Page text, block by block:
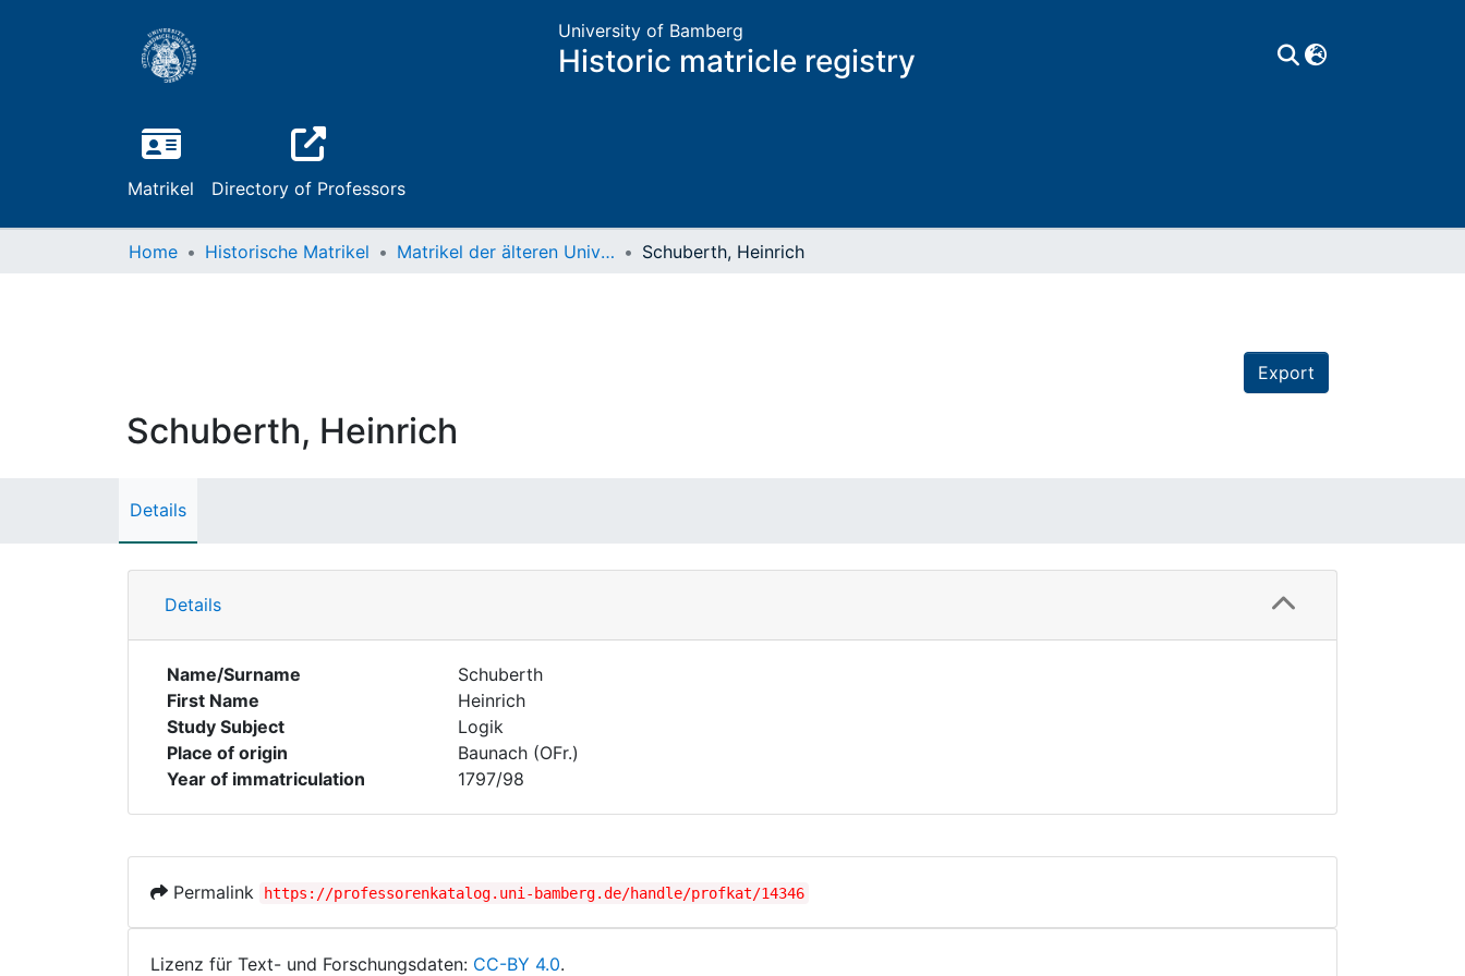
University of Bamberg
Historic matricle registry
Matrikel Directory of Professors
Home Historische Matrikel Matrikel der älteren Universität Schuberth, Heinrich
Export
Schuberth, Heinrich
Details
Details
Name/Surname
Schuberth
First Name
Heinrich
Study Subject
Logik
Place of origin
Baunach (OFr.)
Year of immatriculation
1797/98
Permalink https://professorenkatalog.uni-bamberg.de/handle/profkat/14346
Lizenz für Text- und Forschungsdaten: CC-BY 4.0.